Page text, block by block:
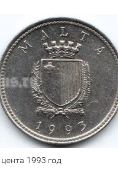
1993 год